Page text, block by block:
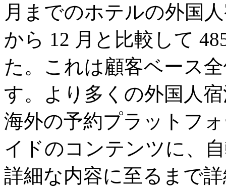
月までのホテルの外国
から 12 月と比較して
た。これは顧客ベース
す。より多くの外国人
海外の予約プラットフ
イドのコンテンツに、
詳細な内容に至るまで